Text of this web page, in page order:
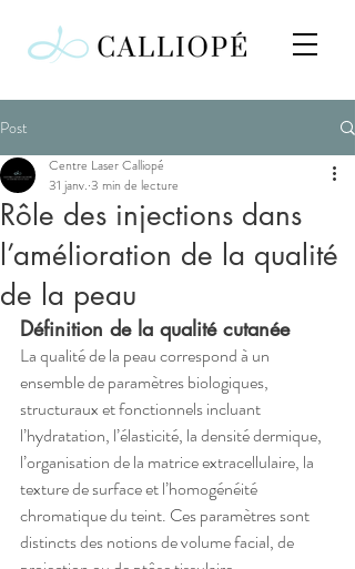
Post
Rôle des injections dans
l’amélioration de la qualité
de la peau
Centre Laser Calliopé
31 janv. 3 min de lecture
Définition de la qualité cutanée
La qualité de la peau correspond à un
ensemble de paramètres biologiques,
structuraux et fonctionnels incluant
l’hydratation, l’élasticité, la densité dermique,
l’organisation de la matrice extracellulaire, la
texture de surface et l’homogénéité
chromatique du teint. Ces paramètres sont
distincts des notions de volume facial, de